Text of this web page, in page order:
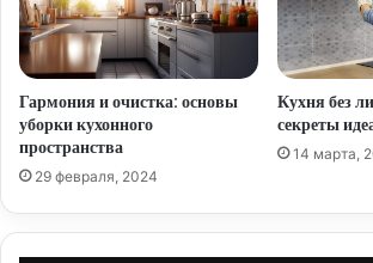
Гармония и очистка: основы
уборки кухонного
пространства
29 февраля, 2024
Кухня без
секреты
14 марта,